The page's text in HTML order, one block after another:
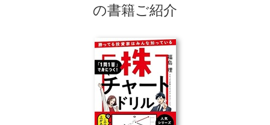
の書籍ご紹介